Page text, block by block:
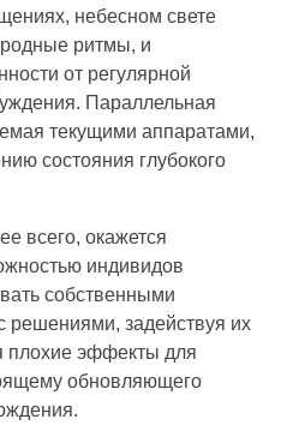
небесном свете
ритмы, и
от регулярной
Параллельная
текущими аппаратами,
состояния глубокого
всего, окажется
индивидов
собственными
решениями, задействуя их
плохие эффекты для
обновляющего